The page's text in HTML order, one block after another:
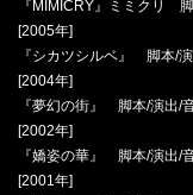
『MIMICRY』ミミクリ
[2005年]
『シカツシルベ』 脚本/
[2004年]
『夢幻の街』 脚本/演出/
[2002年]
『嬌姿の華』 脚本/演出/
[2001年]